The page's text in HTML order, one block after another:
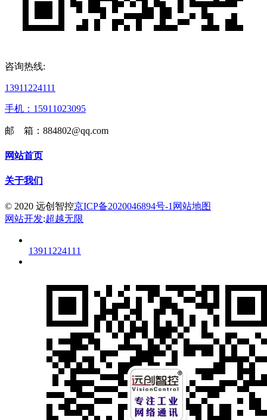
咨询热线:
13911224111
手机：15911023095
邮 箱：884802@qq.com
网站首页
关于我们
© 2020 远创智控京ICP备2020046894号-1 网站地图
网站开发:超越无限
13911224111